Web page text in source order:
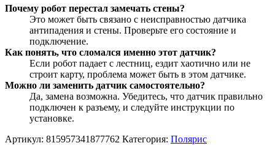
Почему робот перестал замечать стены?
Это может быть связано с неисправностью датчика
антипадения и стены. Проверьте его состояние и
подключение.
Как понять, что сломался именно этот датчик?
Если робот падает с лестниц, ездит хаотично или не
строит карту, проблема может быть в этом датчике.
Можно ли заменить датчик самостоятельно?
Да, замена возможна. Убедитесь, что датчик правильно
подключен к разъему, и следуйте инструкции по
установке.
Артикул: 815957341877762 Категория: Полярис